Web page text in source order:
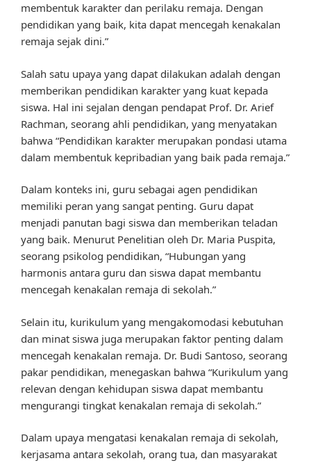
membentuk karakter dan perilaku remaja. Dengan
pendidikan yang baik, kita dapat mencegah kenakalan
remaja sejak dini.”
Salah satu upaya yang dapat dilakukan adalah dengan
memberikan pendidikan karakter yang kuat kepada
siswa. Hal ini sejalan dengan pendapat Prof. Dr. Arief
Rachman, seorang ahli pendidikan, yang menyatakan
bahwa “Pendidikan karakter merupakan pondasi utama
dalam membentuk kepribadian yang baik pada remaja.”
Dalam konteks ini, guru sebagai agen pendidikan
memiliki peran yang sangat penting. Guru dapat
menjadi panutan bagi siswa dan memberikan teladan
yang baik. Menurut Penelitian oleh Dr. Maria Puspita,
seorang psikolog pendidikan, “Hubungan yang
harmonis antara guru dan siswa dapat membantu
mencegah kenakalan remaja di sekolah.”
Selain itu, kurikulum yang mengakomodasi kebutuhan
dan minat siswa juga merupakan faktor penting dalam
mencegah kenakalan remaja. Dr. Budi Santoso, seorang
pakar pendidikan, menegaskan bahwa “Kurikulum yang
relevan dengan kehidupan siswa dapat membantu
mengurangi tingkat kenakalan remaja di sekolah.”
Dalam upaya mengatasi kenakalan remaja di sekolah,
kerjasama antara sekolah, orang tua, dan masyarakat